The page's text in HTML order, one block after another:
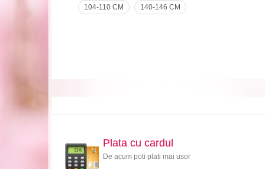
104-110 CM 140-146 CM
Plata cu cardul
De acum poti plati mai usor